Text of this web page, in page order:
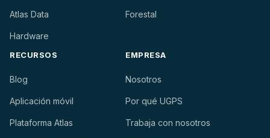
Atlas Data
Hardware
Forestal
RECURSOS
Blog
Aplicación móvil
Plataforma Atlas
EMPRESA
Nosotros
Por qué UGPS
Trabaja con nosotros